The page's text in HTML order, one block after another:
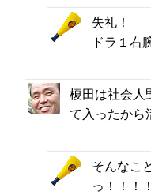
失礼！
ドラ１右
榎田は社会人
て入ったから
そんなこ
っ！！！